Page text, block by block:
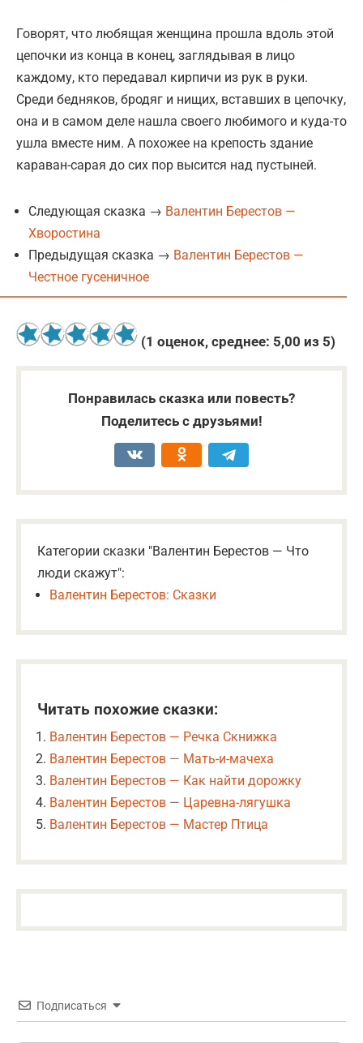
Говорят, что любящая женщина прошла вдоль этой
цепочки из конца в конец, заглядывая в лицо
каждому, кто передавал кирпичи из рук в руки.
Среди бедняков, бродяг и нищих, вставших в цепочку,
она и в самом деле нашла своего любимого и куда-то
ушла вместе ним. А похожее на крепость здание
караван-сарая до сих пор высится над пустыней.
Следующая сказка → Валентин Берестов —
Хворостина
Предыдущая сказка → Валентин Берестов —
Честное гусеничное
(1 оценок, среднее: 5,00 из 5)
Понравилась сказка или повесть?
Поделитесь с друзьями!
Категории сказки "Валентин Берестов — Что
люди скажут":
Валентин Берестов: Сказки
Читать похожие сказки:
Валентин Берестов — Речка Скнижка
Валентин Берестов — Мать-и-мачеха
Валентин Берестов — Как найти дорожку
Валентин Берестов — Царевна-лягушка
Валентин Берестов — Мастер Птица
Подписаться